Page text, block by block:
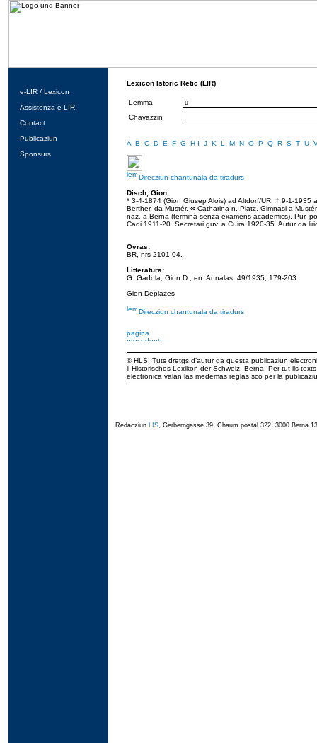
e-LIR / Lexicon
Assistenza e-LIR
Contact
Publicaziun
Sponsurs
Lexicon Istoric Retic (LIR)
Lemma
Chavazzin
A B C D E F G H I J K L M N O P Q R S T U
Direcziun chantunala da tiradurs
Disch, Gion
* 3-4-1874 (Gion Giusep Alois) ad Altdorf/UR, † 9-1-
Berther, da Mustér. ∞ Catharina n. Platz. Gimnasi a
naz. a Berna (terminà senza examens academics). Pur,
Cadi 1911-20. Secretari guv. a Cuira 1920-35. Autur da
Ovras:
BR, nrs 2101-04.
Litteratura:
G. Gadola, Gion D., en: Annalas, 49/1935, 179-203.
Gion Deplazes
Direcziun chantunala da tiradurs
© HLS: Tuts dretgs d’autur da questa publicaziun
il Historisches Lexikon der Schweiz, Berna. Per tut ils
electronica valan las medemas reglas sco per la
Redacziun LIS, Gerberngasse 39, Chaum postal 322, 3000 Berna